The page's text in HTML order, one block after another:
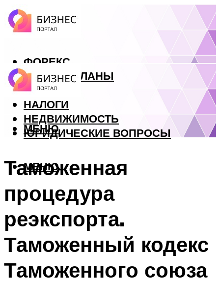
ФОРЕКС
БИЗНЕС ПЛАНЫ
КРЕДИТЫ
НАЛОГИ
НЕДВИЖИМОСТЬ
ЮРИДИЧЕСКИЕ ВОПРОСЫ
МЕНЮ
МЕНЮ
Таможенная
процедура
реэкспорта.
Таможенный кодекс
Таможенного союза